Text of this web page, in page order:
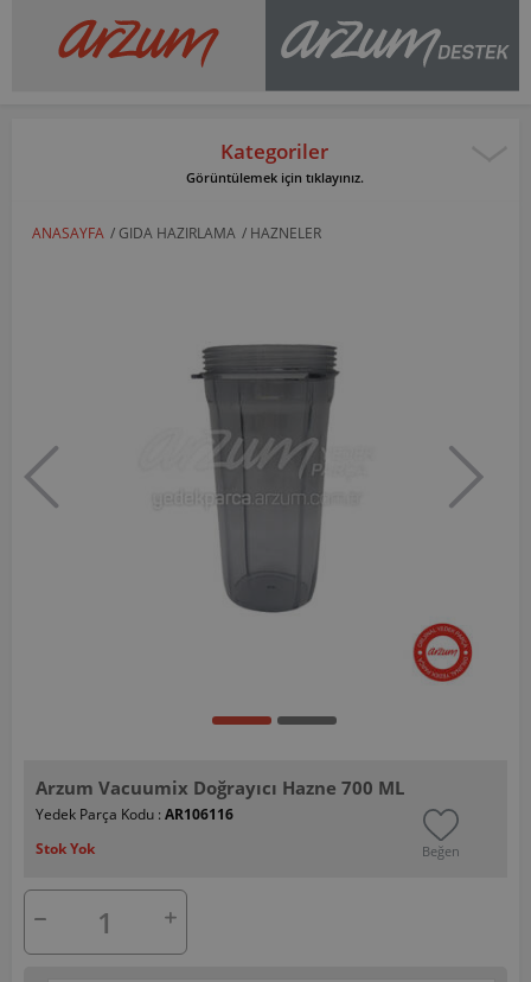
Kategoriler
Görüntülemek için tıklayınız.
ANASAYFA / GIDA HAZIRLAMA / HAZNELER
Arzum Vacuumix Doğrayıcı Hazne 700 ML
Yedek Parça Kodu : AR106116
Stok Yok
Beğen